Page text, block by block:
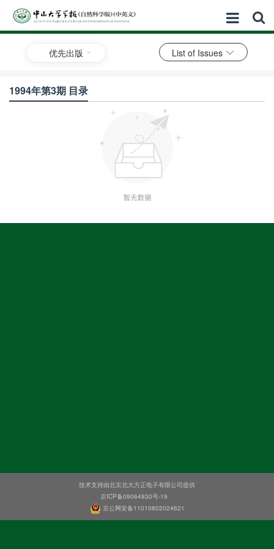
优先出版 List of Issues
1994年第3期 目录
技术支持由北京北大方正电子有限公司提供
京ICP备09064830号-19
京公网安备11010802024621